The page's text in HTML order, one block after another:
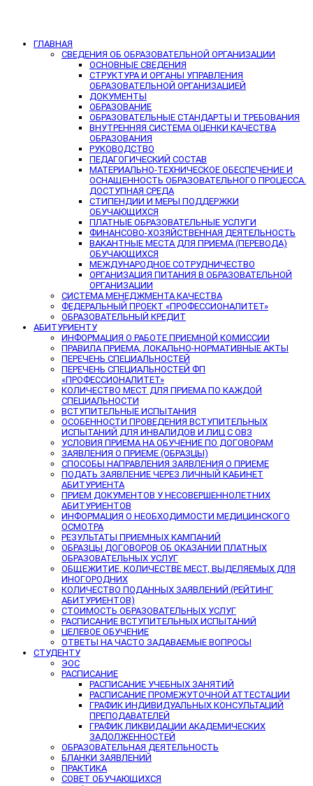
ГЛАВНАЯ
СВЕДЕНИЯ ОБ ОБРАЗОВАТЕЛЬНОЙ ОРГАНИЗАЦИИ
ОСНОВНЫЕ СВЕДЕНИЯ
СТРУКТУРА И ОРГАНЫ УПРАВЛЕНИЯ
ОБРАЗОВАТЕЛЬНОЙ ОРГАНИЗАЦИЕЙ
ДОКУМЕНТЫ
ОБРАЗОВАНИЕ
ОБРАЗОВАТЕЛЬНЫЕ СТАНДАРТЫ И ТРЕБОВАНИЯ
ВНУТРЕННЯЯ СИСТЕМА ОЦЕНКИ КАЧЕСТВА
ОБРАЗОВАНИЯ
РУКОВОДСТВО
ПЕДАГОГИЧЕСКИЙ СОСТАВ
МАТЕРИАЛЬНО-ТЕХНИЧЕСКОЕ ОБЕСПЕЧЕНИЕ И
ОСНАЩЕННОСТЬ ОБРАЗОВАТЕЛЬНОГО ПРОЦЕССА.
ДОСТУПНАЯ СРЕДА
СТИПЕНДИИ И МЕРЫ ПОДДЕРЖКИ
ОБУЧАЮЩИХСЯ
ПЛАТНЫЕ ОБРАЗОВАТЕЛЬНЫЕ УСЛУГИ
ФИНАНСОВО-ХОЗЯЙСТВЕННАЯ ДЕЯТЕЛЬНОСТЬ
ВАКАНТНЫЕ МЕСТА ДЛЯ ПРИЕМА (ПЕРЕВОДА)
ОБУЧАЮЩИХСЯ
МЕЖДУНАРОДНОЕ СОТРУДНИЧЕСТВО
ОРГАНИЗАЦИЯ ПИТАНИЯ В ОБРАЗОВАТЕЛЬНОЙ
ОРГАНИЗАЦИИ
СИСТЕМА МЕНЕДЖМЕНТА КАЧЕСТВА
ФЕДЕРАЛЬНЫЙ ПРОЕКТ «ПРОФЕССИОНАЛИТЕТ»
ОБРАЗОВАТЕЛЬНЫЙ КРЕДИТ
АБИТУРИЕНТУ
ИНФОРМАЦИЯ О РАБОТЕ ПРИЕМНОЙ КОМИССИИ
ПРАВИЛА ПРИЕМА, ЛОКАЛЬНО-НОРМАТИВНЫЕ АКТЫ
ПЕРЕЧЕНЬ СПЕЦИАЛЬНОСТЕЙ
ПЕРЕЧЕНЬ СПЕЦИАЛЬНОСТЕЙ ФП
«ПРОФЕССИОНАЛИТЕТ»
КОЛИЧЕСТВО МЕСТ ДЛЯ ПРИЕМА ПО КАЖДОЙ
СПЕЦИАЛЬНОСТИ
ВСТУПИТЕЛЬНЫЕ ИСПЫТАНИЯ
ОСОБЕННОСТИ ПРОВЕДЕНИЯ ВСТУПИТЕЛЬНЫХ
ИСПЫТАНИЙ ДЛЯ ИНВАЛИДОВ И ЛИЦ С ОВЗ
УСЛОВИЯ ПРИЕМА НА ОБУЧЕНИЕ ПО ДОГОВОРАМ
ЗАЯВЛЕНИЯ О ПРИЕМЕ (ОБРАЗЦЫ)
СПОСОБЫ НАПРАВЛЕНИЯ ЗАЯВЛЕНИЯ О ПРИЕМЕ
ПОДАТЬ ЗАЯВЛЕНИЕ ЧЕРЕЗ ЛИЧНЫЙ КАБИНЕТ
АБИТУРИЕНТА
ПРИЕМ ДОКУМЕНТОВ У НЕСОВЕРШЕННОЛЕТНИХ
АБИТУРИЕНТОВ
ИНФОРМАЦИЯ О НЕОБХОДИМОСТИ МЕДИЦИНСКОГО
ОСМОТРА
РЕЗУЛЬТАТЫ ПРИЕМНЫХ КАМПАНИЙ
ОБРАЗЦЫ ДОГОВОРОВ ОБ ОКАЗАНИИ ПЛАТНЫХ
ОБРАЗОВАТЕЛЬНЫХ УСЛУГ
ОБЩЕЖИТИЕ, КОЛИЧЕСТВЕ МЕСТ, ВЫДЕЛЯЕМЫХ ДЛЯ
ИНОГОРОДНИХ
КОЛИЧЕСТВО ПОДАННЫХ ЗАЯВЛЕНИЙ (РЕЙТИНГ
АБИТУРИЕНТОВ)
СТОИМОСТЬ ОБРАЗОВАТЕЛЬНЫХ УСЛУГ
РАСПИСАНИЕ ВСТУПИТЕЛЬНЫХ ИСПЫТАНИЙ
ЦЕЛЕВОЕ ОБУЧЕНИЕ
ОТВЕТЫ НА ЧАСТО ЗАДАВАЕМЫЕ ВОПРОСЫ
СТУДЕНТУ
ЭОС
РАСПИСАНИЕ
РАСПИСАНИЕ УЧЕБНЫХ ЗАНЯТИЙ
РАСПИСАНИЕ ПРОМЕЖУТОЧНОЙ АТТЕСТАЦИИ
ГРАФИК ИНДИВИДУАЛЬНЫХ КОНСУЛЬТАЦИЙ
ПРЕПОДАВАТЕЛЕЙ
ГРАФИК ЛИКВИДАЦИИ АКАДЕМИЧЕСКИХ
ЗАДОЛЖЕННОСТЕЙ
ОБРАЗОВАТЕЛЬНАЯ ДЕЯТЕЛЬНОСТЬ
БЛАНКИ ЗАЯВЛЕНИЙ
ПРАКТИКА
СОВЕТ ОБУЧАЮЩИХСЯ